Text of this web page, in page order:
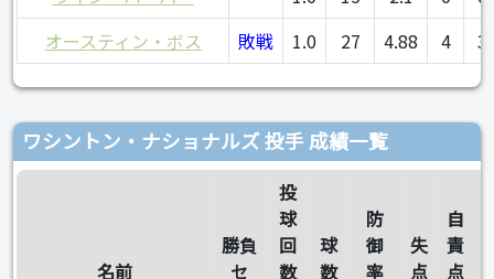
オースティン・ボス
敗戦 1.0 27 4.88 4 3
ワシントン・ナショナルズ 投手 成績一覧
名前
勝負
セ
投
球
回
数
球
数
防
御
率
失
点
自
責
点